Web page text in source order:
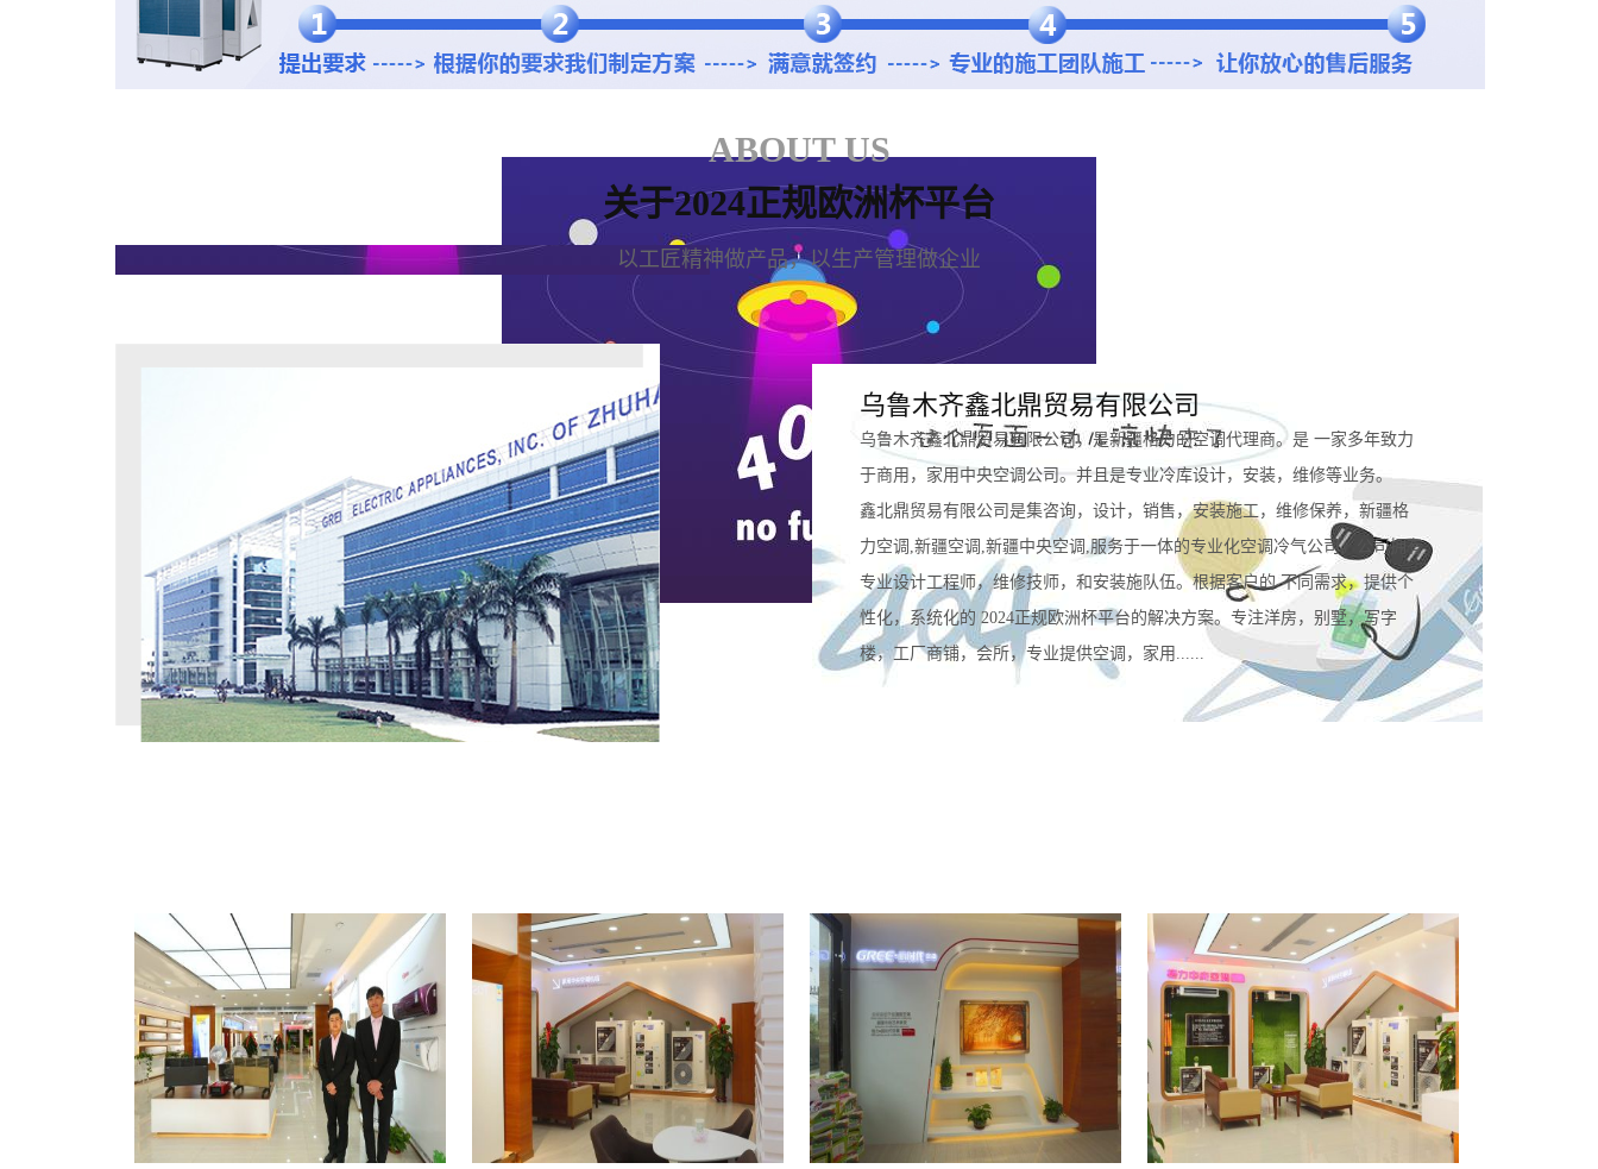
ABOUT US
关于2024正规欧洲杯平台
以工匠精神做产品，以生产管理做企业
乌鲁木齐鑫北鼎贸易有限公司
乌鲁木齐鑫北鼎贸易有限公司，是新疆格力的空调代理商。是 一家多年致力
于商用，家用中央空调公司。并且是专业冷库设计，安装，维修等业务。
鑫北鼎贸易有限公司是集咨询，设计，销售，安装施工，维修保养，新疆格
力空调,新疆空调,新疆中央空调,服务于一体的专业化空调冷气公司。公司拥有
专业设计工程师，维修技师，和安装施队伍。根据客户的 不同需求，提供个
性化，系统化的 2024正规欧洲杯平台的解决方案。专注洋房，别墅，写字
楼，工厂商铺，会所，专业提供空调，家用......